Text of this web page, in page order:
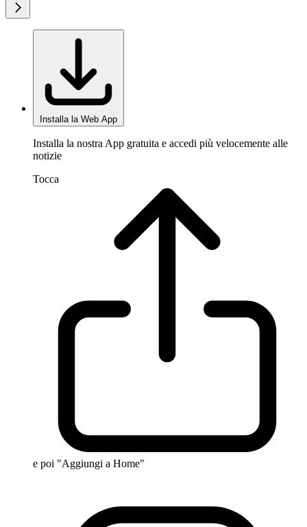
Installa la Web App
Installa la nostra App gratuita e accedi più velocemente alle
notizie
Tocca
e poi "Aggiungi a Home"